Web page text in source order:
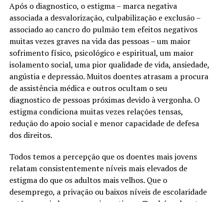
Após o diagnostico, o estigma – marca negativa
associada a desvalorização, culpabilização e exclusão –
associado ao cancro do pulmão tem efeitos negativos
muitas vezes graves na vida das pessoas – um maior
sofrimento físico, psicológico e espiritual, um maior
isolamento social, uma pior qualidade de vida, ansiedade,
angústia e depressão. Muitos doentes atrasam a procura
de assistência médica e outros ocultam o seu
diagnostico de pessoas próximas devido à vergonha. O
estigma condiciona muitas vezes relações tensas,
redução do apoio social e menor capacidade de defesa
dos direitos.
Todos temos a percepção que os doentes mais jovens
relatam consistentemente níveis mais elevados de
estigma do que os adultos mais velhos. Que o
desemprego, a privação ou baixos níveis de escolaridade